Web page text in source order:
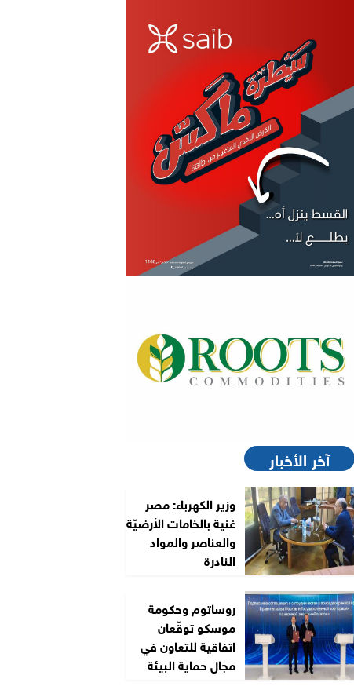
آخر الأخبار
وزير الكهرباء: مصر
غنية بالخامات الأرضيّة
والعناصر والمواد
النادرة
روساتوم وحكومة
موسكو توقّعان
اتفاقية للتعاون في
مجال حماية البيئة